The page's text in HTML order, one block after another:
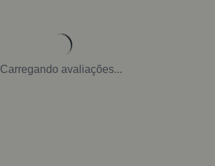
Carregando avaliações...